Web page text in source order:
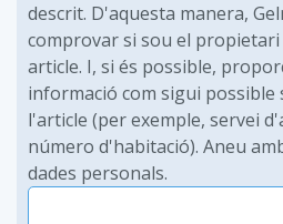
descrit. D'aquesta manera,
comprovar si sou el
article. I, si és possible,
informació com sigui
l'article (per exemple, servei
número d'habitació). Aneu
dades personals.